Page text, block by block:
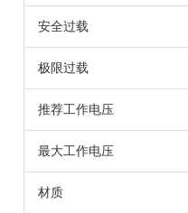
安全过载
极限过载
推荐工作电压
最大工作电压
材质